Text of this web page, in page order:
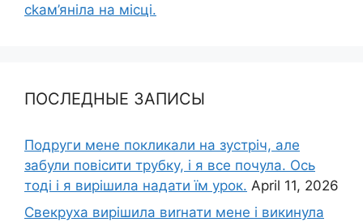
сkам’яніла на місці.
ПОСЛЕДНЫЕ ЗАПИСЫ
Подруги мене покликали на зустріч, але
забули повісити трубку, і я все почула. Ось
тоді і я вирішила надати їм урок. April 11, 2026
Свекруха вирішила виrнати мене і викинула